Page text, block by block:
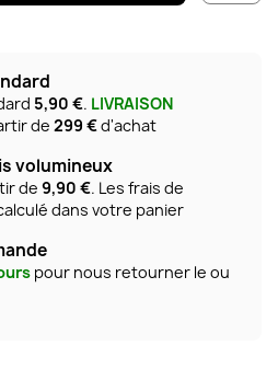
5,90 €. LIVRAISON
de 299 €d'achat
volumineux
de 9,90 €. Les frais de
dans votre panier
pour nous retourner le ou